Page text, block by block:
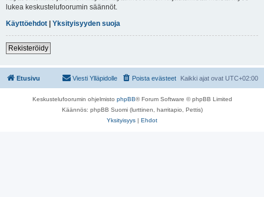
lukea keskustelufoorumin säännöt.
Käyttöehdot | Yksityisyyden suoja
Rekisteröidy
Etusivu Kaikki ajat ovat UTC+02:00
Poista evästeet
Viesti Ylläpidolle
Keskustelufoorumin ohjelmisto phpBB® Forum Software © phpBB Limited
Käännös: phpBB Suomi (lurttinen, harritapio, Pettis)
Yksityisyys | Ehdot